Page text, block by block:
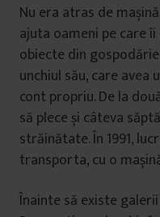
Nu era atras de
ajuta oameni pe care
obiecte din
unchiul său, care avea
cont propriu. De la
să plece și câteva
străinătate. În 1991,
transporta, cu o
Înainte să existe